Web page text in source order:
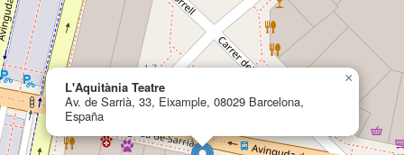
L'Aquitània Teatre
Av. de Sarrià, 33, Eixample, 08029 Barcelona,
España
×